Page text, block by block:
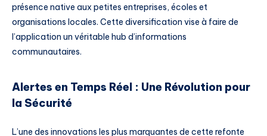
présence native aux petites entreprises, écoles et
organisations locales. Cette diversification vise à faire de
l’application un véritable hub d’informations
communautaires.
Alertes en Temps Réel : Une Révolution pour
la Sécurité
L’une des innovations les plus marquantes de cette refonte